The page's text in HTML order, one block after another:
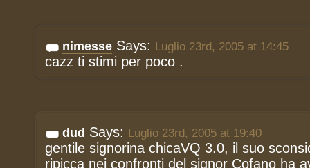
nimesse Says: Luglio 23rd, 2005 at 14:45
cazz ti stimi per poco .
dud Says: Luglio 23rd, 2005 at 19:40
gentile signorina chicaVQ 3.0, il suo
ripicca nei confronti del signor Cofano ha